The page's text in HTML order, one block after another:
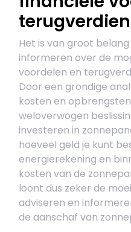
Het is van groot
informeren over de
voordelen en
Door een grondige
kosten en
weloverwogen
investeren in
hoeveel geld je kunt
energierekening en
kosten van de
loont dus zeker de
adviseren en
de aanschaf van